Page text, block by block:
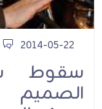
2014-05-22
سقوط
الصميم